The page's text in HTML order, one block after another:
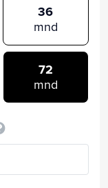
36
mnd
72
mnd